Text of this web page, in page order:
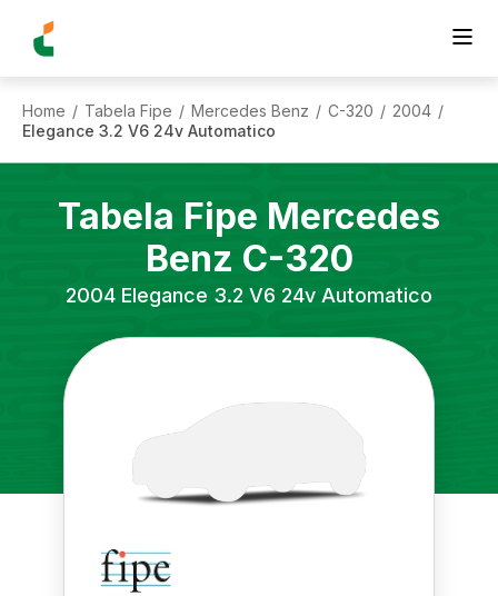
Home / Tabela Fipe / Mercedes Benz / C-320 / 2004 /
Elegance 3.2 V6 24v Automatico
Tabela Fipe Mercedes
Benz C-320
2004 Elegance 3.2 V6 24v Automatico